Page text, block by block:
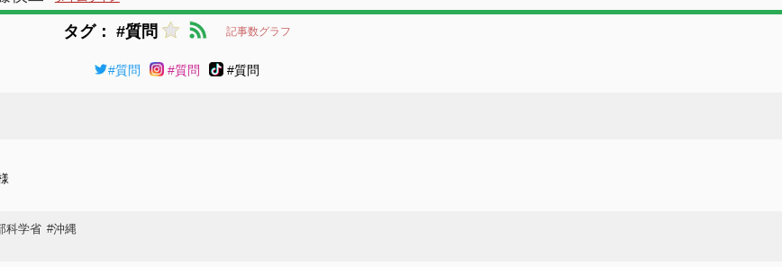
タグ： #質問 記事数グラフ
#質問 #質問 #質問
科学省 #沖縄